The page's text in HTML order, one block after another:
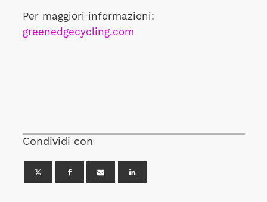
Per maggiori informazioni:
greenedgecycling.com
Condividi con